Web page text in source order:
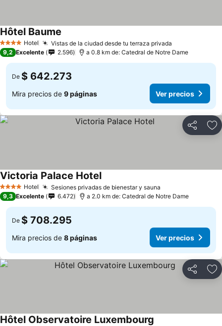
4 EstrellasHotel Vistas de la ciudad desde tu terraza privada
Hôtel Baume
9,2 Excelente 2.596 a 0.8 km de: Catedral de Notre Dame
De $ 642.273
Mira precios de 9 páginas Ver precios
Compartir
4 EstrellasHotel Sesiones privadas de bienestar y sauna
Victoria Palace HotelVer precios
9,3 Excelente 6.472 a 2.0 km de: Catedral de Notre Dame
De $ 708.295
Mira precios de 8 páginas Ver precios
Compartir
Hôtel Observatoire Luxembourg